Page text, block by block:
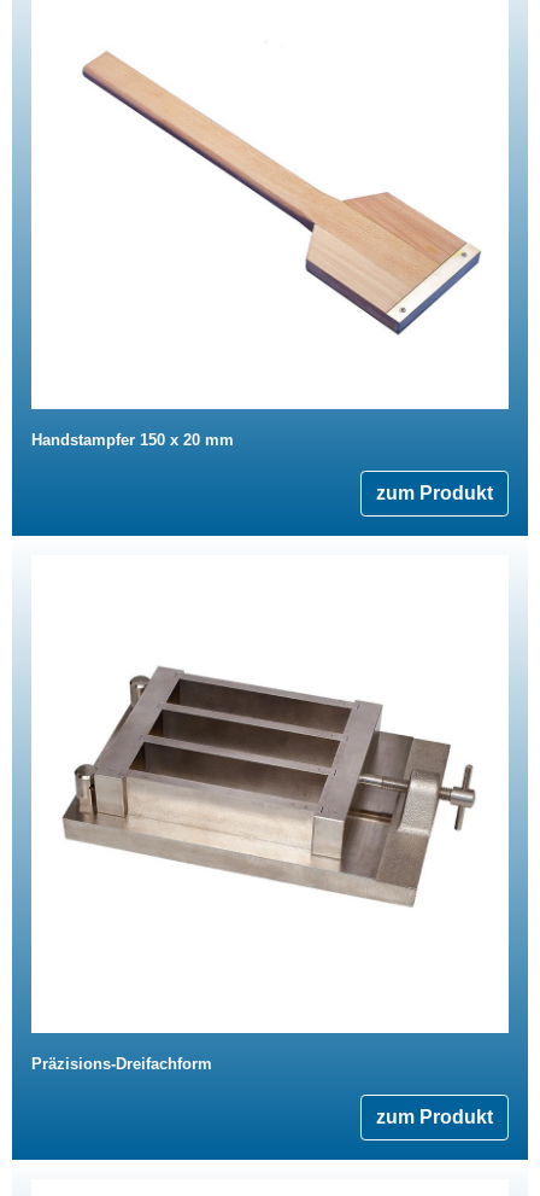
Handstampfer 150 x 20 mm
zum Produkt
Präzisions-Dreifachform
zum Produkt